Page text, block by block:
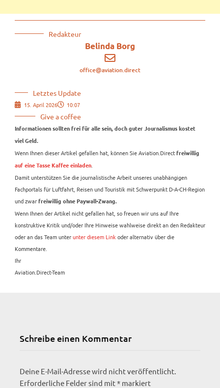
Redakteur
Belinda Borg
office@aviation.direct
Letztes Update
15. April 2026 10:07
Give a coffee
Informationen sollten frei für alle sein, doch guter Journalismus kostet
viel Geld.
Wenn Ihnen dieser Artikel gefallen hat, können Sie Aviation.Direct freiwillig
auf eine Tasse Kaffee einladen
Damit unterstützen Sie die journalistische Arbeit unseres unabhängigen
Fachportals für Luftfahrt, Reisen und Touristik mit Schwerpunkt D-A-CH-Region
und zwar freiwillig ohne Paywall-Zwang.
Wenn Ihnen der Artikel nicht gefallen hat, so freuen wir uns auf Ihre
konstruktive Kritik und/oder Ihre Hinweise wahlweise direkt an den Redakteur
oder an das Team unterunter diesem Link oder alternativ über die
Kommentare.
Ihr
Aviation.Direct-Team
Schreibe einen Kommentar
Deine E-Mail-Adresse wird nicht veröffentlicht.
Erforderliche Felder sind mit* markiert